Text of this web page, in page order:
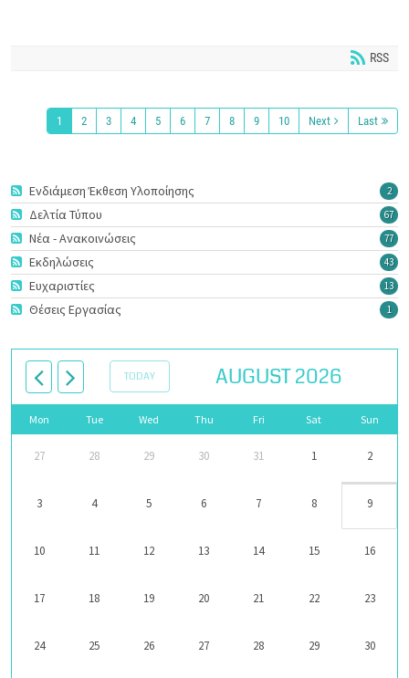
RSS
1 2 3 4 5 6 7 8 9 10 Next Last
2
Ενδιάμεση Έκθεση Υλοποίησης
67
Δελτία Τύπου
77
Νέα - Ανακοινώσεις
43
Εκδηλώσεις
13
Ευχαριστίες
1
Θέσεις Εργασίας
TODAY AUGUST 2026
Mon Tue Wed Thu Fri Sat Sun
27 28 29 30 31 1 2
3 4 5 6 7 8 9
10 11 12 13 14 15 16
17 18 19 20 21 22 23
24 25 26 27 28 29 30